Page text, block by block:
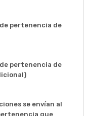
pertenencia de
pertenencia de
se envían al
que